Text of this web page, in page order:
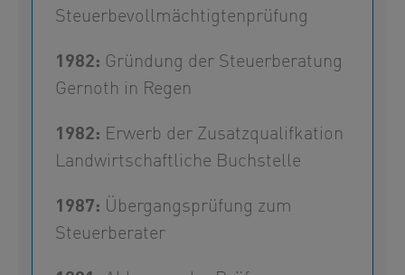
Steuerbevollmächtigtenprüfung
1982: Gründung der Steuerberatung
Gernoth in Regen
1982: Erwerb der Zusatzqualifkation
Landwirtschaftliche Buchstelle
1987: Übergangsprüfung zum
Steuerberater